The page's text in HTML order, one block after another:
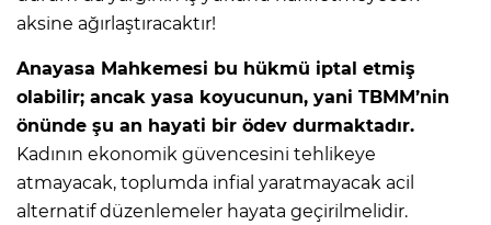
aksine ağırlaştıracaktır!
Anayasa Mahkemesi bu hükmü iptal etmiş
olabilir; ancak yasa koyucunun, yani TBMM’nin
önünde şu an hayati bir ödev durmaktadır.
Kadının ekonomik güvencesini tehlikeye
atmayacak, toplumda infial yaratmayacak acil
alternatif düzenlemeler hayata geçirilmelidir.